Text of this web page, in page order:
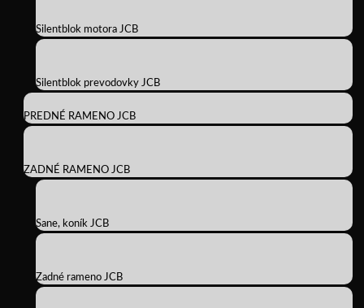
Silentblok motora JCB
Silentblok prevodovky JCB
PREDNÉ RAMENO JCB
ZADNÉ RAMENO JCB
Sane, koník JCB
Zadné rameno JCB